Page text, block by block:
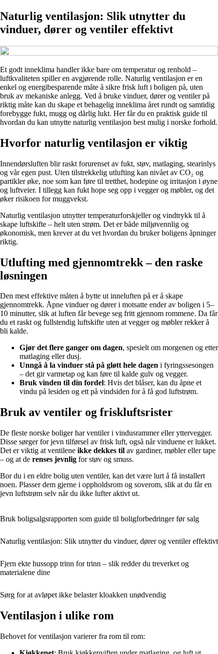
Naturlig ventilasjon: Slik utnytter du
vinduer, dører og ventiler effektivt
Et godt inneklima handler ikke bare om temperatur og renhold –
luftkvaliteten spiller en avgjørende rolle. Naturlig ventilasjon er en
enkel og energibesparende måte å sikre frisk luft i boligen på, uten
bruk av mekaniske anlegg. Ved å bruke vinduer, dører og ventiler på
riktig måte kan du skape et behagelig inneklima året rundt og samtidig
forebygge fukt, mugg og dårlig lukt. Her får du en praktisk guide til
hvordan du kan utnytte naturlig ventilasjon best mulig i norske forhold.
Hvorfor naturlig ventilasjon er viktig
Innendørsluften blir raskt forurenset av fukt, støv, matlaging, stearinlys
og vår egen pust. Uten tilstrekkelig utlufting kan nivået av CO₂ og
partikler øke, noe som kan føre til tretthet, hodepine og irritasjon i øyne
og luftveier. I tillegg kan fukt hope seg opp i vegger og møbler, og det
øker risikoen for muggvekst.
Naturlig ventilasjon utnytter temperaturforskjeller og vindtrykk til å
skape luftskifte – helt uten strøm. Det er både miljøvennlig og
økonomisk, men krever at du vet hvordan du bruker boligens åpninger
riktig.
Utlufting med gjennomtrekk – den raske
løsningen
Den mest effektive måten å bytte ut inneluften på er å skape
gjennomtrekk. Åpne vinduer og dører i motsatte ender av boligen i 5–
10 minutter, slik at luften får bevege seg fritt gjennom rommene. Da får
du et raskt og fullstendig luftskifte uten at vegger og møbler rekker å
bli kalde.
Gjør det flere ganger om dagen, spesielt om morgenen og etter
matlaging eller dusj.
Unngå å la vinduer stå på gløtt hele dagen i fyringssesongen
– det gir varmetap og kan føre til kalde gulv og vegger.
Bruk vinden til din fordel: Hvis det blåser, kan du åpne et
vindu på lesiden og ett på vindsiden for å få god luftstrøm.
Bruk av ventiler og friskluftsrister
De fleste norske boliger har ventiler i vindusrammer eller yttervegger.
Disse sørger for jevn tilførsel av frisk luft, også når vinduene er lukket.
Det er viktig at ventilene ikke dekkes til av gardiner, møbler eller tape
– og at de renses jevnlig for støv og smuss.
Bor du i en eldre bolig uten ventiler, kan det være lurt å få installert
noen. Plasser dem gjerne i oppholdsrom og soverom, slik at du får en
jevn luftstrøm selv når du ikke lufter aktivt ut.
Bruk boligsalgsrapporten som guide til boligforbedringer før salg
Naturlig ventilasjon: Slik utnytter du vinduer, dører og ventiler effektivt
Fjern ekte hussopp trinn for trinn – slik redder du treverket og
materialene dine
Sørg for at avløpet ikke belaster kloakken unødvendig
Ventilasjon i ulike rom
Behovet for ventilasjon varierer fra rom til rom: